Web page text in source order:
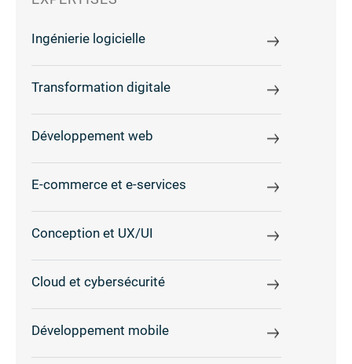
Ingénierie logicielle
Transformation digitale
Développement web
E-commerce et e-services
Conception et UX/UI
Cloud et cybersécurité
Développement mobile